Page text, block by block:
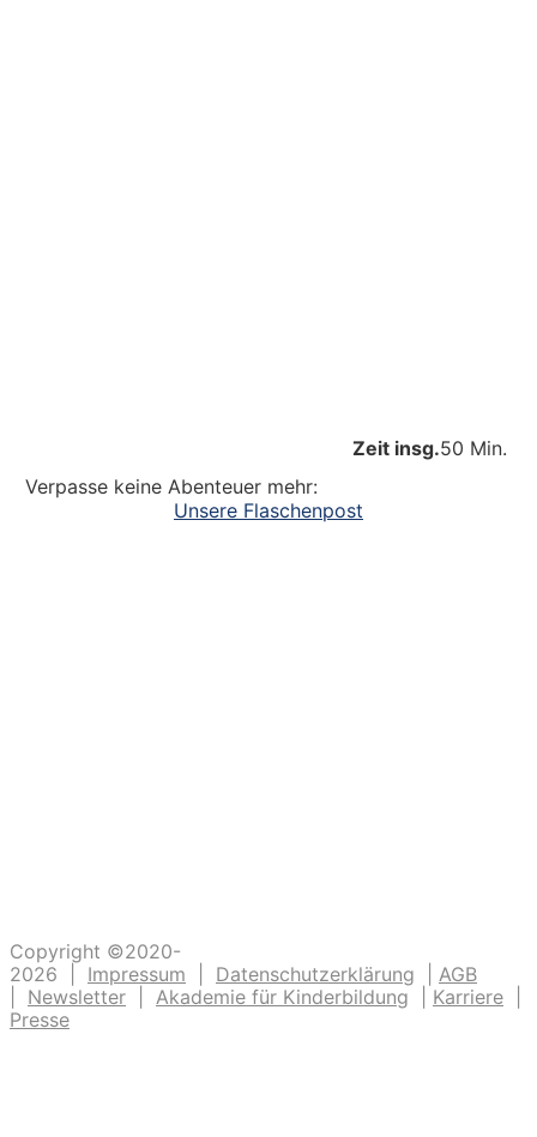
Zeit insg.50 Min.
Verpasse keine Abenteuer mehr:
Unsere Flaschenpost
Copyright ©2020-
2026 | Impressum Datenschutzerklärung
AGB
Newsletter Akademie für Kinderbildung Karriere
Presse